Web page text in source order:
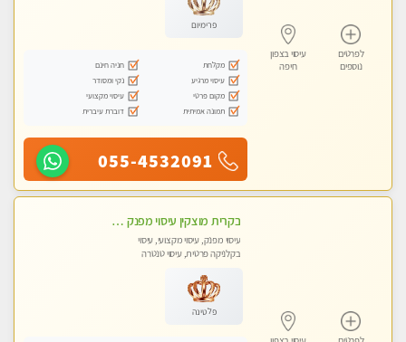
לפרטים
נוספים
עיסוי בצפון
חיפה
פרימיום
מקלחת
חניה חינם
עיסוי מרגיע
נקי ומסודר
מקום פרטי
עיסוי מקצועי
תמונה אמיתית
דוברת עיברית
055-4532091
בקרית מוצקין עיסוי מפנק מרגיע ושקט במקום מדהים עיסוי מושקע מאוד-
עיסוי מפנק, עיסוי מקצועי, עיסוי
בקלניקה פרטית, עיסוי טנטרה
פלטינה